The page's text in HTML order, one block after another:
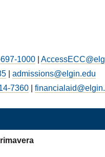
1000 |
|admissions@elgin.edu
7360 |